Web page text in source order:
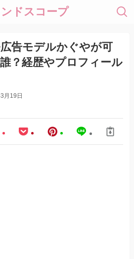
ンドスコープ
告モデルかぐやが可
？経歴やプロフィール
月19日